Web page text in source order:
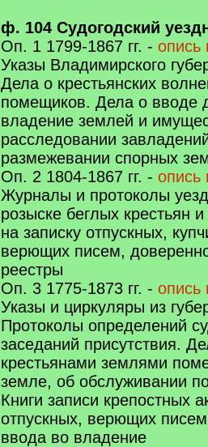
ф. 104 Судогодский
Оп. 1 1799-1867 гг. - опись
Указы Владимирского
Дела о крестьянских
помещиков. Дела о вводе
владение землей и
расследовании
размежевании спорных
Оп. 2 1804-1867 гг. - опись
Журналы и протоколы
розыске беглых крестьян
на записку отпускных,
верющих писем,
реестры
Оп. 3 1775-1873 гг. - опись
Указы и циркуляры из
Протоколы определений
заседаний присутствия.
крестьянами землями
земле, об обслуживании
Книги записи крепостных
отпускных, верющих
ввода во владение